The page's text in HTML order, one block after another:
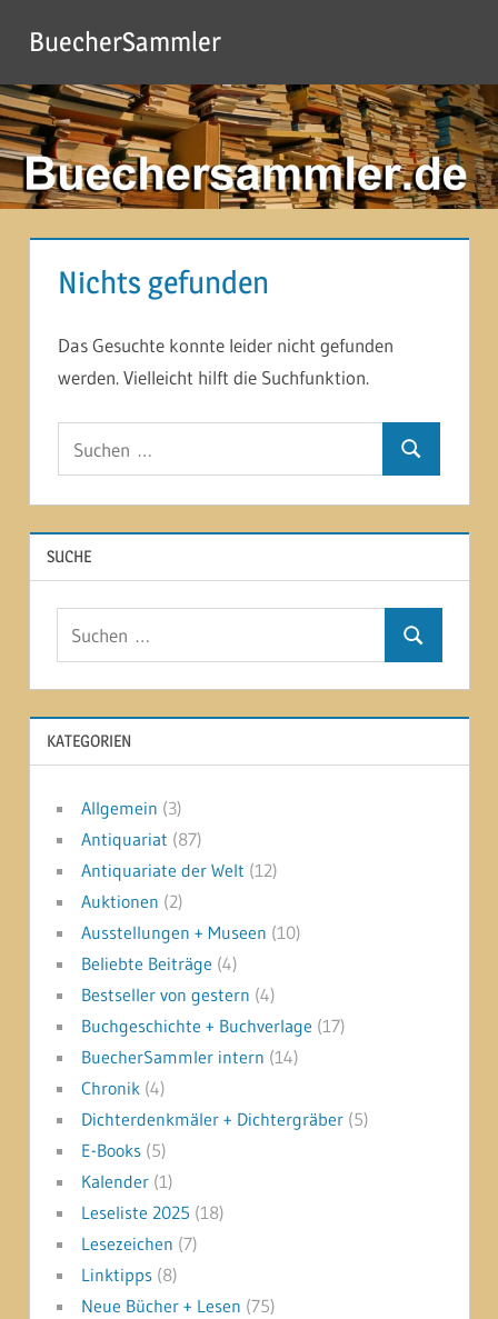
Inhalt
springen
BuecherSammler
Nichts gefunden
Das Gesuchte konnte leider nicht gefunden
werden. Vielleicht hilft die Suchfunktion.
nach:
Suchen
SUCHE
Suchen
KATEGORIEN
Allgemein (3)
Antiquariat (87)
Antiquariate der Welt (12)
Auktionen (2)
Ausstellungen + Museen (10)
Beliebte Beiträge (4)
Bestseller von gestern (4)
Buchgeschichte + Buchverlage (17)
BuecherSammler intern (14)
Chronik(4)
Dichterdenkmäler + Dichtergräber(5)
E-Books(5)
Kalender(1)
Leseliste 2025 (18)
Lesezeichen (7)
Linktipps(8)
Neue Bücher + Lesen (75)